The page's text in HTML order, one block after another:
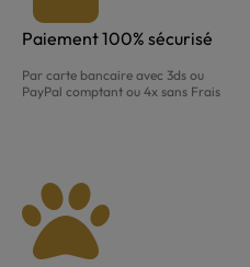
Paiement 100% sécurisé
Par carte bancaire avec 3ds ou
PayPal comptant ou 4x sans Frais